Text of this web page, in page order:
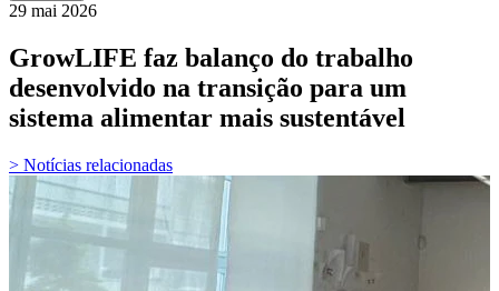
29 mai 2026
GrowLIFE faz balanço do trabalho
desenvolvido na transição para um
sistema alimentar mais sustentável
> Notícias relacionadas